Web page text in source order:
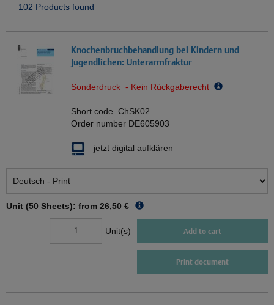
102 Products found
Knochenbruchbehandlung bei Kindern und
Jugendlichen: Unterarmfraktur
Sonderdruck - Kein Rückgaberecht
Short code ChSK02
Order number DE605903
jetzt digital aufklären
Unit (50 Sheets): from 26,50 €
Unit(s) Add to cart
Print document